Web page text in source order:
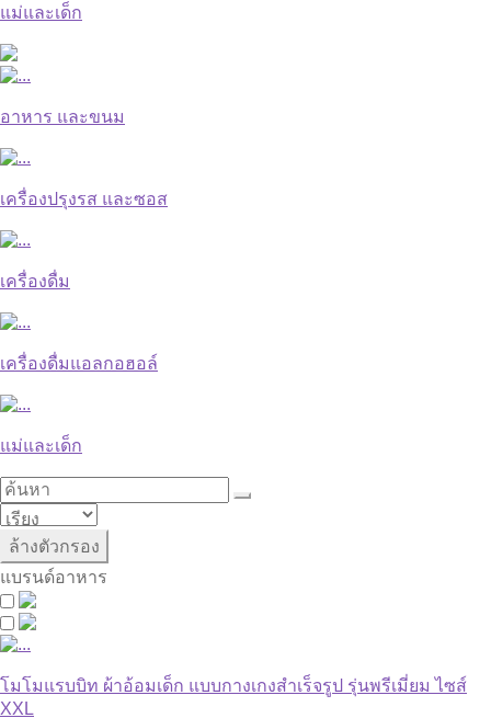
แม่และเด็ก
อาหาร และขนม
เครื่องปรุงรส และซอส
เครื่องดื่ม
เครื่องดื่มแอลกอฮอล์
แม่และเด็ก
ล้างตัวกรอง
แบรนด์อาหาร
โมโมแรบบิท ผ้าอ้อมเด็ก แบบกางเกงสำเร็จรูป รุ่นพรีเมี่ยม ไซส์
XXL